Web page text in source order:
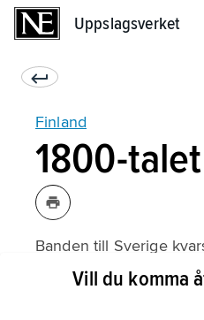
Uppslagsverket
Finland
1800-talet
Banden till Sverige
Svenska teatergrupper
Vill du komma